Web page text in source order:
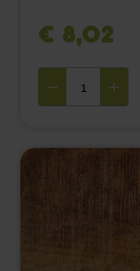
€ 8,02 ‌